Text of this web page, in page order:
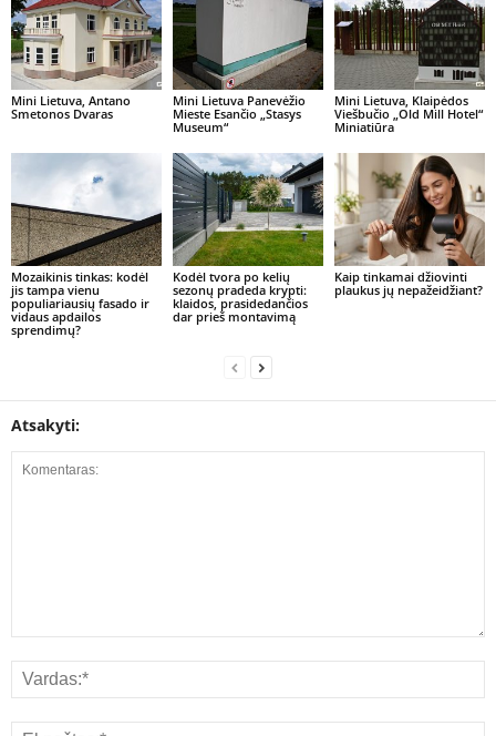
Mini Lietuva, Antano
Smetonos Dvaras
Mini Lietuva Panevėžio
Mieste Esančio „Stasys
Museum“
Mini Lietuva, Klaipėdos
Viešbučio „Old Mill Hotel“
Miniatiūra
Mozaikinis tinkas: kodėl
jis tampa vienu
populiariausių fasado ir
vidaus apdailos
sprendimų?
Kodėl tvora po kelių
sezonų pradeda krypti:
klaidos, prasidedančios
dar prieš montavimą
Kaip tinkamai džiovinti
plaukus jų nepažeidžiant?
Atsakyti: